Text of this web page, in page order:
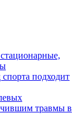
подходит
травмы в